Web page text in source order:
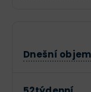
Dnešní objem